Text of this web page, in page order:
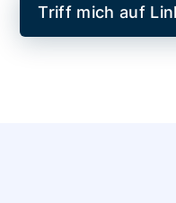
Triff mich auf